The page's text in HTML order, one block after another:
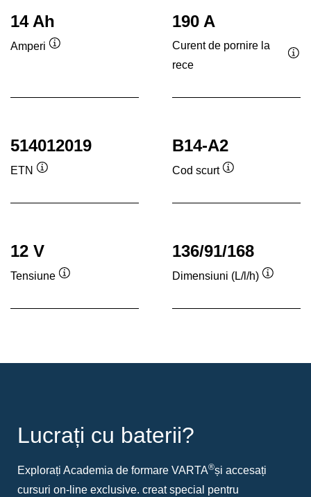
14 Ah
Amperi
190 A
Curent de pornire la
rece
514012019
ETN
B14-A2
Cod scurt
12 V
Tensiune
136/91/168
Dimensiuni (L/l/h)
Lucrați cu baterii?
Explorați Academia de formare VARTA®și accesați
cursuri on-line exclusive. creat special pentru